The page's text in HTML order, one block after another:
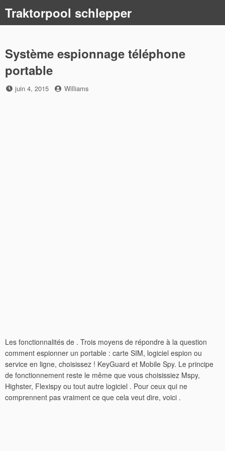
content
Traktorpool schlepper
Système espionnage téléphone
portable
Posted
juin 4, 2015 by
Williams
Les fonctionnalités de . Trois moyens de répondre à la question
comment espionner un portable : carte SIM, logiciel espion ou
service en ligne, choisissez ! KeyGuard et Mobile Spy. Le principe
de fonctionnement reste le même que vous choisissiez Mspy,
Highster, Flexispy ou tout autre logiciel . Pour ceux qui ne
comprennent pas vraiment ce que cela veut dire, voici .